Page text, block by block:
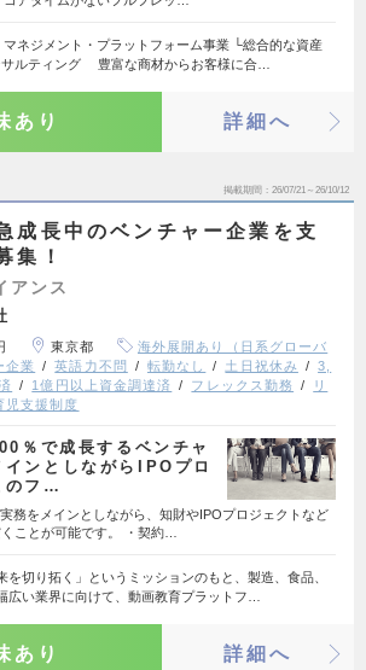
ネジメント・プラットフォーム事業 └総合的な資産
サルティング 豊富な商材からお客様に合…
あり 詳細へ
掲載期間 26/07/21～26/10/12
成長中のベンチャー企業を支
集！
アンス
東京都
海外展開あり（日系グローバ
企業 英語力不問 転勤なし 土日祝休み
3,
1億円以上資金調達済 フレックス勤務
リ
児支援制度
％で成長するベンチャ
ンとしながらIPOプロ
のフ…
務をメインとしながら、知財やIPOプロジェクトなど
ことが可能です。 ・契約…
を切り拓く」というミッションのもと、製造、食品、
広い業界に向けて、動画教育プラットフ…
あり 詳細へ